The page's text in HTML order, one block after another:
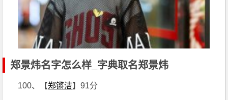
郑景炜名字怎么样_字典取名郑景炜
100、【郑锵洁】91分